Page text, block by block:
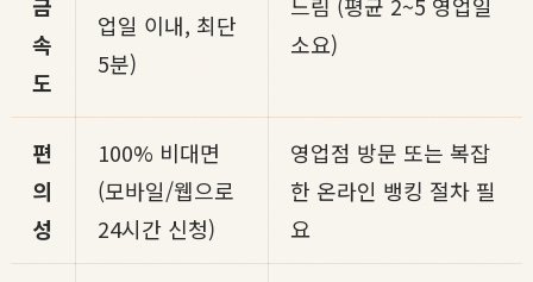
속
도
업일 이내, 최단
5분)
소요)
편
의
성
100% 비대면
(모바일/웹으로
24시간 신청)
영업점 방문 또는 복잡
한 온라인 뱅킹 절차 필
요